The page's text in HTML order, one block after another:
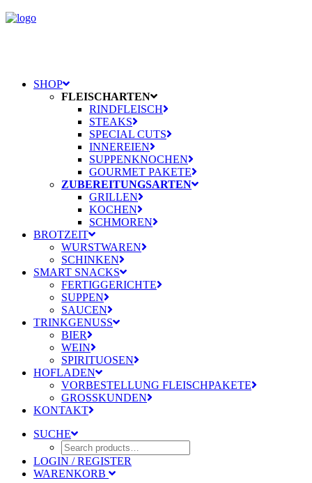
SHOP
FLEISCHARTEN
RINDFLEISCH
STEAKS
SPECIAL CUTS
INNEREIEN
SUPPENKNOCHEN
GOURMET PAKETE
ZUBEREITUNGSARTEN
GRILLEN
KOCHEN
SCHMOREN
BROTZEIT
WURSTWAREN
SCHINKEN
SMART SNACKS
FERTIGGERICHTE
SUPPEN
SAUCEN
TRINKGENUSS
BIER
WEIN
SPIRITUOSEN
HOFLADEN
VORBESTELLUNG FLEISCHPAKETE
GROSSKUNDEN
KONTAKT
SUCHE
LOGIN / REGISTER
WARENKORB